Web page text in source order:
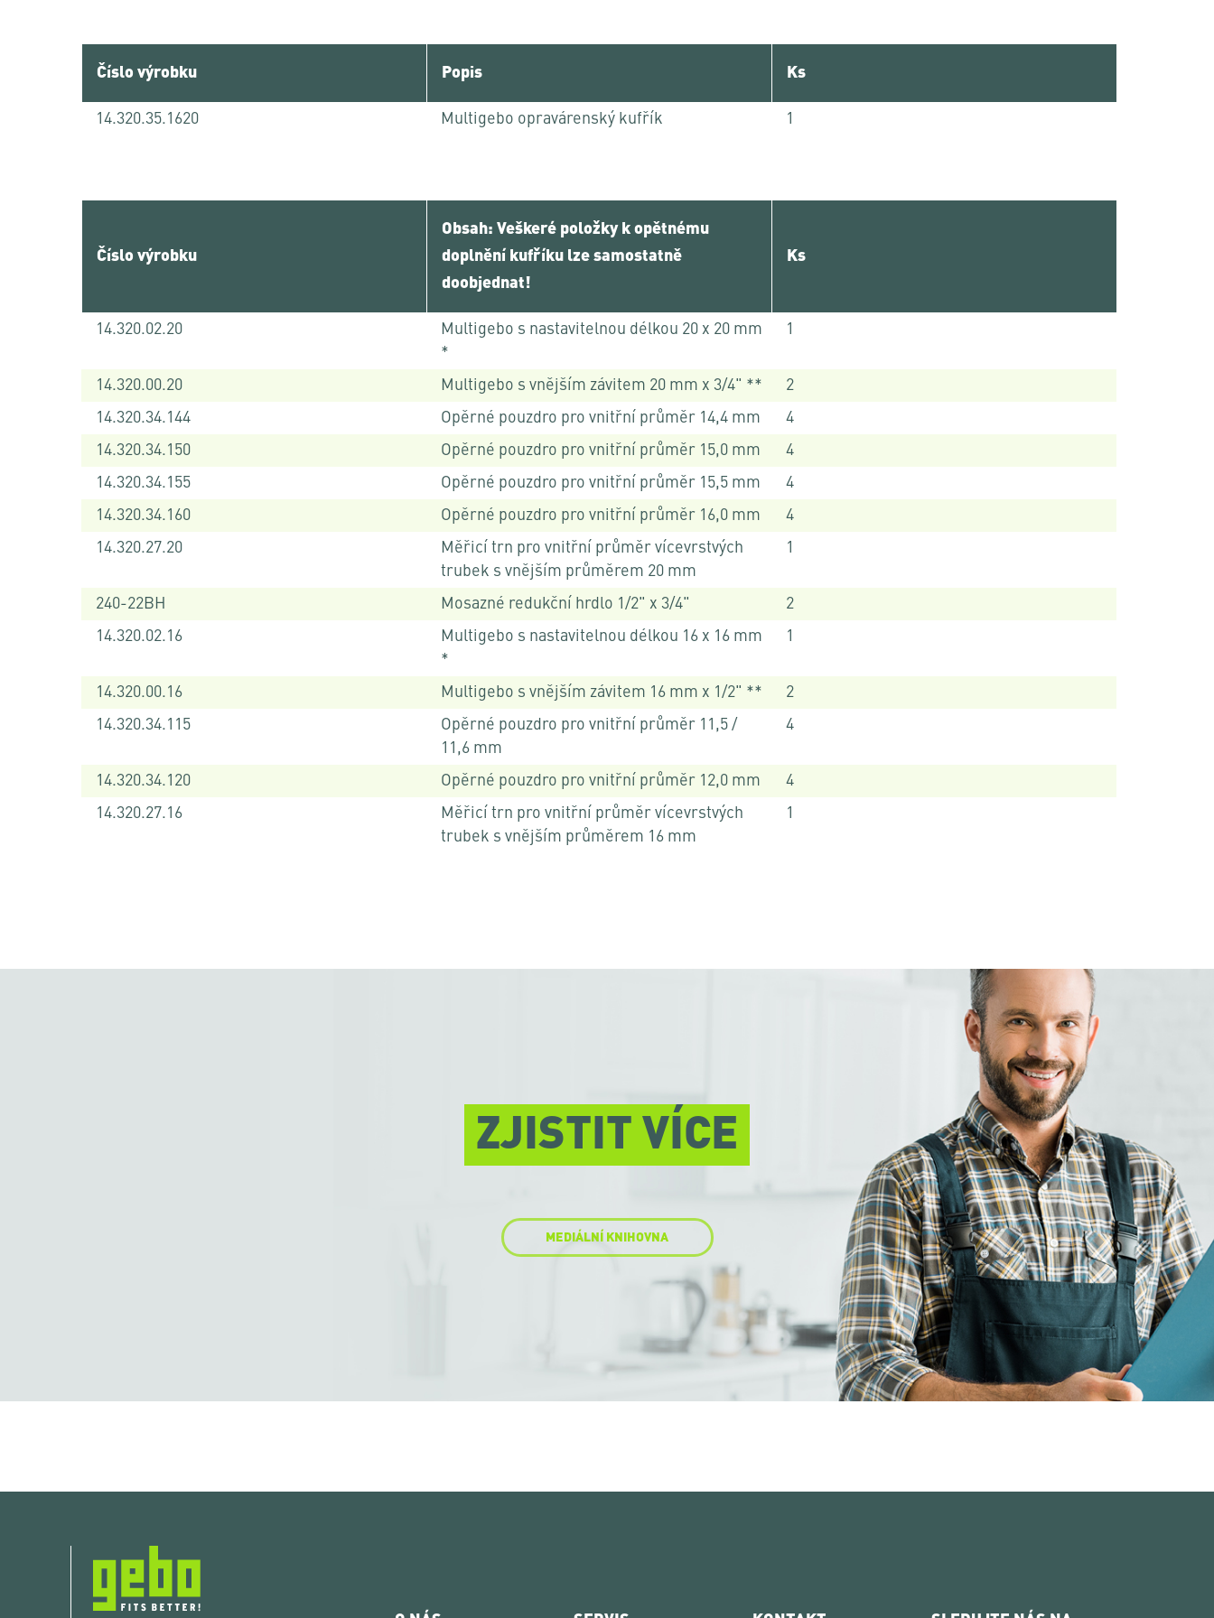
Číslo výrobku Popis Ks
14.320.35.1620 Multigebo opravárenský kufřík 1
Číslo výrobku
Obsah: Veškeré položky k opětnému
doplnění kufříku lze samostatně
doobjednat!
Ks
14.320.02.20
Multigebo s nastavitelnou délkou 20 x 20 mm
*
1
14.320.00.20 Multigebo s vnějším závitem 20 mm x 3/4" **
2
14.320.34.144
Opěrné pouzdro pro vnitřní průměr 14,4 mm
4
14.320.34.150
Opěrné pouzdro pro vnitřní průměr 15,0 mm
4
14.320.34.155
Opěrné pouzdro pro vnitřní průměr 15,5 mm
4
14.320.34.160
Opěrné pouzdro pro vnitřní průměr 16,0 mm
4
14.320.27.20
Měřicí trn pro vnitřní průměr vícevrstvých
trubek s vnějším průměrem 20 mm
1
240-22BH Mosazné redukční hrdlo 1/2" x 3/4"
2
14.320.02.16
Multigebo s nastavitelnou délkou 16 x 16 mm
*
1
14.320.00.16 Multigebo s vnějším závitem 16 mm x 1/2" **
2
14.320.34.115
Opěrné pouzdro pro vnitřní průměr 11,5 /
11,6 mm
4
14.320.34.120 Opěrné pouzdro pro vnitřní průměr 12,0 mm
4
14.320.27.16
Měřicí trn pro vnitřní průměr vícevrstvých
trubek s vnějším průměrem 16 mm
1
ZJISTIT VÍCE
MEDIÁLNÍ KNIHOVNA